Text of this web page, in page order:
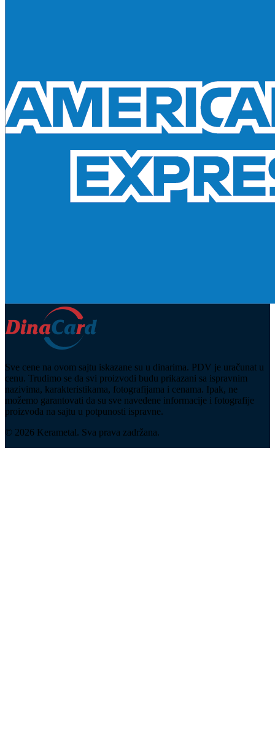
Sve cene na ovom sajtu iskazane su u dinarima. PDV je uračunat u
cenu. Trudimo se da svi proizvodi budu prikazani sa ispravnim
nazivima, karakteristikama, fotografijama i cenama. Ipak, ne
možemo garantovati da su sve navedene informacije i fotografije
proizvoda na sajtu u potpunosti ispravne.
© 2026 Kerametal. Sva prava zadržana.